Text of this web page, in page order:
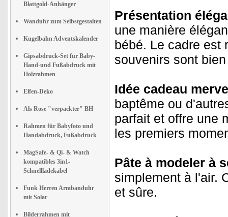
Blattgold-Anhänger
Wanduhr zum Selbstgestalten
Kugelbahn Adventskalender
Gipsabdruck-Set für Baby-
Hand-und Fußabdruck mit
Holzrahmen
Elfen-Deko
Als Rose "verpackter" BH
Rahmen für Babyfoto und
Handabdruck, Fußabdruck
MagSafe- & Qi- & Watch
kompatibles 3in1-
Schnellladekabel
Funk Herren Armbanduhr
mit Solar
Bilderrahmen mit
Présentation
une manière
bébé. Le cadre est
souvenirs sont
Idée cadeau
baptême ou
parfait et offre une
les premiers
Pâte à modeler à
simplement à l'air.
et sûre.